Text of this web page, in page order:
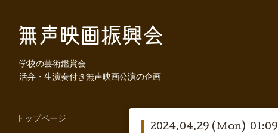
学校の芸術鑑賞会
活弁・生演奏付き無声映画公演の企画
2024.04.29 (Mon) 01:09
トップページ